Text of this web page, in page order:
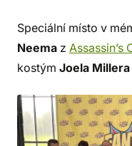
Speciální místo v
Neema z Assassin’s
kostým Joela Millera